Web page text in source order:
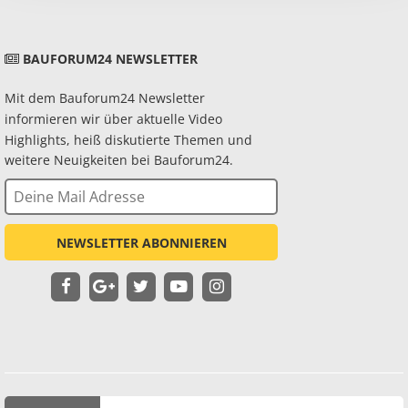
BAUFORUM24 NEWSLETTER
Mit dem Bauforum24 Newsletter
informieren wir über aktuelle Video
Highlights, heiß diskutierte Themen und
weitere Neuigkeiten bei Bauforum24.
NEWSLETTER ABONNIEREN